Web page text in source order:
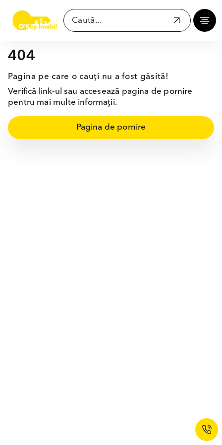
404
Pagina pe care o cauți nu a fost găsită!
Verifică link-ul sau accesează pagina de pornire
pentru mai multe informații.
Pagina de pornire